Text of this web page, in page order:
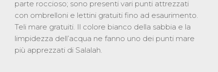
parte roccioso; sono presenti vari punti attrezzati
con ombrelloni e lettini gratuiti fino ad esaurimento.
Teli mare gratuiti. Il colore bianco della sabbia e la
limpidezza dell’acqua ne fanno uno dei punti mare
più apprezzati di Salalah.